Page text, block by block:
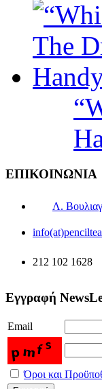
ΕΠΙΚΟΙΝΩΝΙΑ
Λ.
212 102 1628
Εγγραφή
Email
Όροι και